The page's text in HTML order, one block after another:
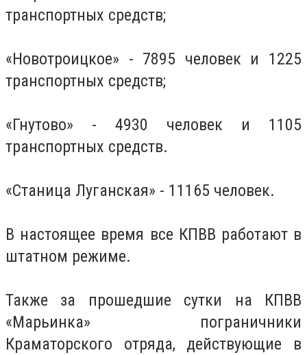
транспортных средств;
«Новотроицкое» - 7895 человек и 1225
транспортных средств;
«Гнутово» - 4930 человек и 1105
транспортных средств.
«Станица Луганская» - 11165 человек.
В настоящее время все КПВВ работают в
штатном режиме.
Также за прошедшие сутки на КПВВ
«Марьинка» пограничники
Краматорского отряда, действующие в